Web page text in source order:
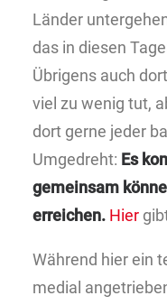
Länder
das in diesen
Übrigens auch
viel zu wenig tut,
dort gerne jeder
Umgedreht: Es
gemeinsam
erreichen. Hier
Während hier ein
medial